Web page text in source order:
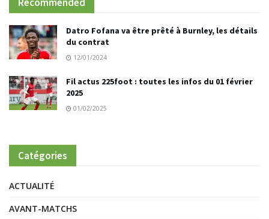
Datro Fofana va être prêté à Burnley, les détails
du contrat
12/01/2024
Fil actus 225foot : toutes les infos du 01 février
2025
01/02/2025
Catégories
ACTUALITÉ
AVANT-MATCHS